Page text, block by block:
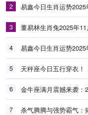
2 易鑫今日生肖运势2025
3 董易林生肖兔2025年
4 易鑫今日生肖运势2025
5 天秤座今日五行穿衣！
6 金牛座满月震撼来袭：
7 杀气腾腾与强势霸气：